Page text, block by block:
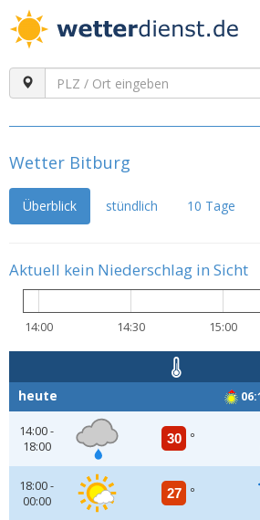
Wetter Bitburg
Überblick stündlich 10 Tage
Aktuell kein Niederschlag in Sicht
14:00 14:30 15:00
heute
14:00 -
18:00
30 °
18:00 -
00:00
27 °